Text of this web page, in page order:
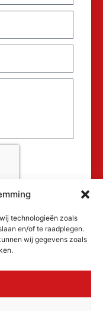
technologieën zoals
en/of te raadplegen.
wij gegevens zoals